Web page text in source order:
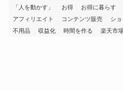
「人を動かす」
お得 お得に暮らす
アフィリエイト
コンテンツ販売 シ
不用品
収益化 時間を作る 楽天市